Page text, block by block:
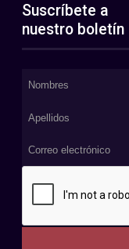
Suscríbete a
nuestro boletín